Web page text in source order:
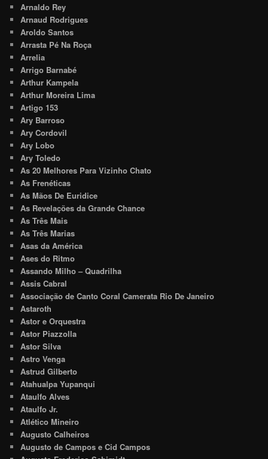
Arnaldo Rey
Arnaud Rodrigues
Aroldo Santos
Arrasta Pé Na Roça
Arrelia
Arrigo Barnabé
Arthur Kampela
Arthur Moreira Lima
Artigo 153
Ary Barroso
Ary Cordovil
Ary Lobo
Ary Toledo
As 20 Melhores Para Vizinho Chato
As Frenéticas
As Mãos De Euridice
As Revelações da Grande Chance
As Três Mais
As Três Marias
Asas da América
Ases do Ritmo
Assando Milho – Quadrilha
Assis Cabral
Associação de Canto Coral Camerata Rio De Janeiro
Astaroth
Astor e Orquestra
Astor Piazzolla
Astor Silva
Astro Venga
Astrud Gilberto
Atahualpa Yupanqui
Ataulfo Alves
Ataulfo Jr.
Atlético Mineiro
Augusto Calheiros
Augusto de Campos e Cid Campos